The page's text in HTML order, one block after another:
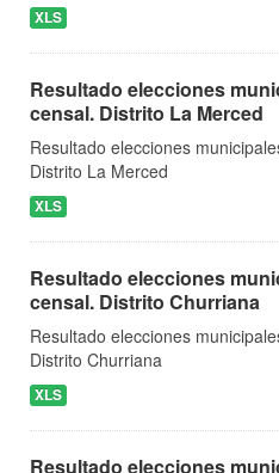
XLS
Resultado elecciones
censal. Distrito La Merced
Resultado elecciones
Distrito La Merced
XLS
Resultado elecciones
censal. Distrito Churriana
Resultado elecciones
Distrito Churriana
XLS
Resultado elecciones